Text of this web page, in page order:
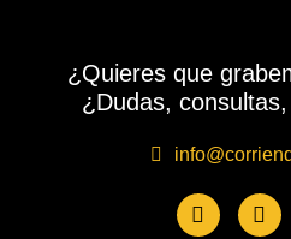
¿Quieres que
¿Dudas,